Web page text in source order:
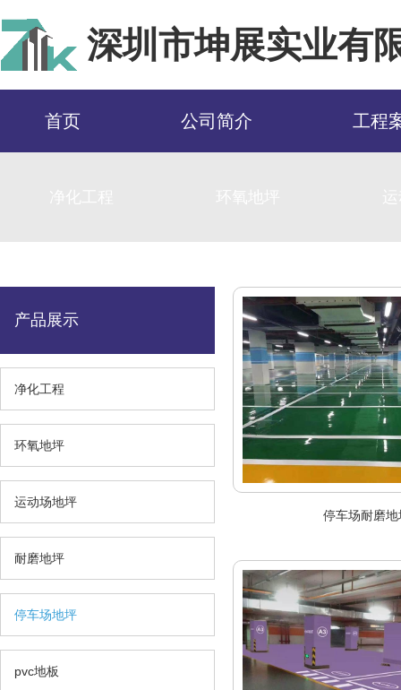
深圳市坤展实业有
首页 公司简介 工程
产品展示
净化工程
环氧地坪
运动场地坪
耐磨地坪
停车场地坪
pvc地板
停车场耐磨地